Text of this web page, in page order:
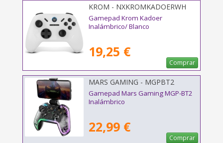
KROM - NXKROMKADOERWH
Gamepad Krom Kadoer
Inalámbrico/ Blanco
19,25 €
Comprar
MARS GAMING - MGPBT2
Gamepad Mars Gaming MGP-BT2
Inalámbrico
22,99 €
Comprar